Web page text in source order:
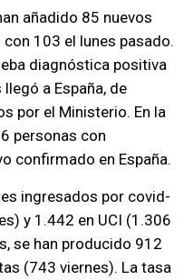
añadido 85 nuevos
103 el lunes pasado.
diagnóstica positiva
a España, de
por el Ministerio. En la
personas con
confirmado en España.
ingresados por covid-
y 1.442 en UCI (1.306
se han producido 912
(743 viernes). La tasa